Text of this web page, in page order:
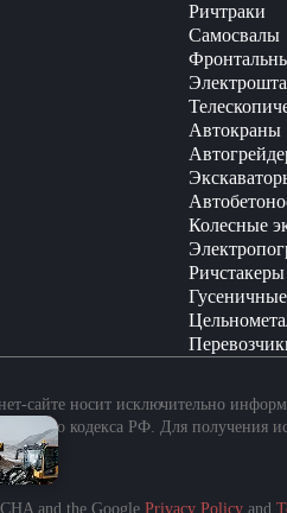
Ричтраки
Самосвалы
Автокраны
Колесные
Ричстакеры
сайте носит исключительно
кодекса РФ. Для получения
and the Google Privacy Policy and